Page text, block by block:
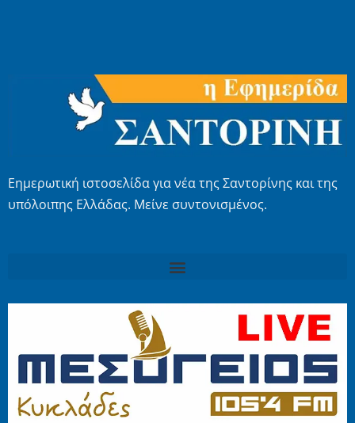
Εημερωτική ιστοσελίδα για νέα της Σαντορίνης και της
υπόλοιπης Ελλάδας. Μείνε συντονισμένος.